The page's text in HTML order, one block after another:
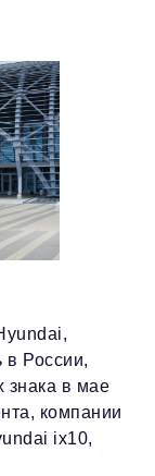
в России,
знака в мае
компании
ix10,